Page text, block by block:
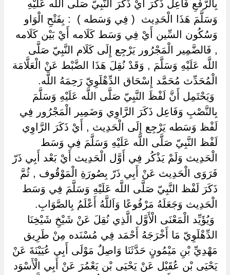
بِالرَّفْعِ فَاعِل ذَكَرَ أَيْ ذَكَرَ النَّبِيّ صَلَّى اللَّه عَلَيْهِ
وَسَلَّمَ هَذَا الْحَدِيث ‏ ‏( فِي وَسَطه ) ‏ ‏: بِفَتْحِ الْوَاو
وَسُكُون السِّين أَيْ فِي وَسَط كَلَامه أَيْ بَيْن كَلَامه
, فَالضَّمِير الْمَجْرُور يَرْجِع إِلَى كَلَام النَّبِيّ صَلَّى
اللَّه عَلَيْهِ وَسَلَّمَ , وَقَدْ نُقِلَ هَذَا الضَّبْط عَنْ الْعَلَّامَة
الْمُحَدِّث مُحَمَّد إِسْحَاق الدِّهْلَوِيّ رَحِمَهُ اللَّه.
‏ ‏وَيَحْتَمِل أَنَّ لَفْظَ النَّبِيّ صَلَّى اللَّه عَلَيْهِ وَسَلَّمَ
بِالنَّصْبِ وَفَاعِل ذَكَرَ الرَّاوِي وَضَمِير الْمَجْرُور فِي
لَفْظ وَسَطه يَرْجِع إِلَى الْحَدِيث , أَيْ ذَكَرَ الرَّاوِي
لَفْظ النَّبِيّ صَلَّى اللَّه عَلَيْهِ وَسَلَّمَ فِي وَسَط
الْحَدِيث وَلَمْ يَذْكُر فِي أَوَّل الْحَدِيث أَيْ بَعْد أَبِي ذَرّ
فَرَوَى الْحَدِيث عَنْ أَبِي ذَرّ بِصُورَةِ الْمَوْقُوف , ثُمَّ
ذَكَرَ لَفْظ النَّبِيّ صَلَّى اللَّه عَلَيْهِ وَسَلَّمَ فِي وَسَط
الْحَدِيث وَجَعَلَهُ مَرْفُوعًا وَاَللَّهُ أَعْلَمُ بِالصَّوَابِ.
‏ ‏وَيُؤَيِّد الْمَعْنَى الْأَوَّل الَّذِي نُقِلَ عَنْ شَيْخِ شَيْخِنَا
الدِّهْلَوِيّ مَا أَخْرَجَهُ أَحْمَد فِي مُسْنَده مِنْ طَرِيق
مَهْدِيِّ بْنِ مَيْمُونٍ حَدَّثَنَا وَاصِلٌ مَوْلَى أَبِي عُيَيْنَةَ عَنْ
يَحْيَى بْن عُقَيْل عَنْ يَحْيَى بْن يَعْمُرَ عَنْ أَبِي الْأَسْوَد